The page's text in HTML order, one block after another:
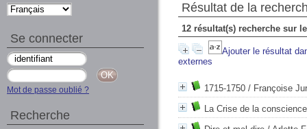
Résultat de la
12 résultat(s) recherche sur
Ajouter le résultat
externes
1715-1750 / Françoise
La Crise de la
Se connecter
Mot de passe oublié ?
Recherche